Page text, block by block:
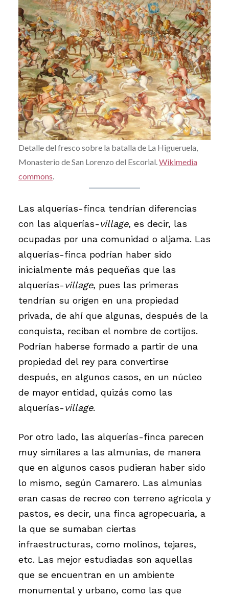
Detalle del fresco sobre la batalla de La Higueruela,
Monasterio de San Lorenzo del Escorial.Wikimedia
commons.
Las alquerías-finca tendrían diferencias
con las alquerías-village, es decir, las
ocupadas por una comunidad o aljama. Las
alquerías-finca podrían haber sido
inicialmente más pequeñas que las
alquerías-village, pues las primeras
tendrían su origen en una propiedad
privada, de ahí que algunas, después de la
conquista, reciban el nombre de cortijos.
Podrían haberse formado a partir de una
propiedad del rey para convertirse
después, en algunos casos, en un núcleo
de mayor entidad, quizás como las
alquerías-village.
Por otro lado, las alquerías-finca parecen
muy similares a las almunias, de manera
que en algunos casos pudieran haber sido
lo mismo, según Camarero. Las almunias
eran casas de recreo con terreno agrícola y
pastos, es decir, una finca agropecuaria, a
la que se sumaban ciertas
infraestructuras, como molinos, tejares,
etc. Las mejor estudiadas son aquellas
que se encuentran en un ambiente
monumental y urbano, como las que